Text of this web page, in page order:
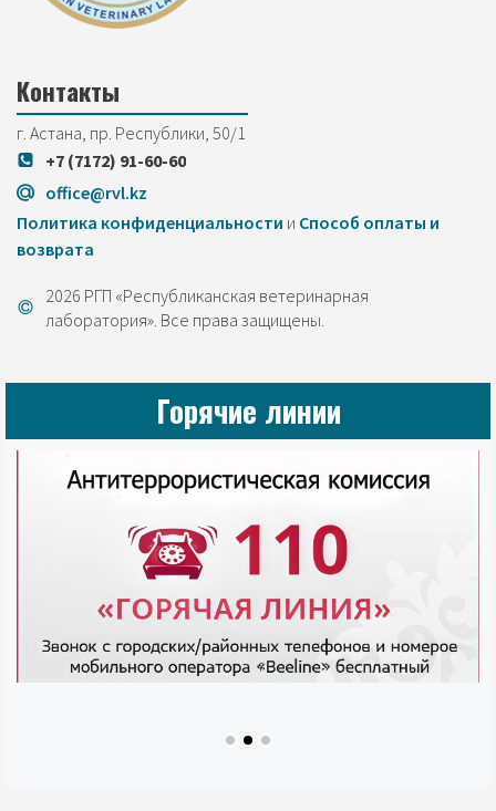
Контакты
г. Астана, пр. Республики, 50/1
+7 (7172) 91-60-60
office@rvl.kz
Политика конфиденциальности и Cпособ оплаты и
возврата
2026 РГП «Республиканская ветеринарная
лаборатория». Все права защищены.
Горячие линии